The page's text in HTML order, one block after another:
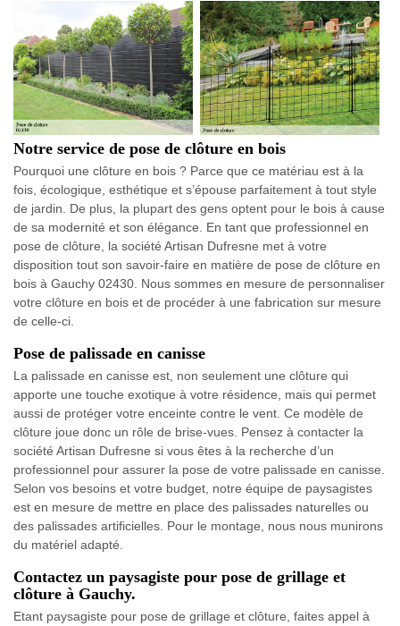
Notre service de pose de clôture en bois
Pourquoi une clôture en bois ? Parce que ce matériau est à la
fois, écologique, esthétique et s’épouse parfaitement à tout style
de jardin. De plus, la plupart des gens optent pour le bois à cause
de sa modernité et son élégance. En tant que professionnel en
pose de clôture, la société Artisan Dufresne met à votre
disposition tout son savoir-faire en matière de pose de clôture en
bois à Gauchy 02430. Nous sommes en mesure de personnaliser
votre clôture en bois et de procéder à une fabrication sur mesure
de celle-ci.
Pose de palissade en canisse
La palissade en canisse est, non seulement une clôture qui
apporte une touche exotique à votre résidence, mais qui permet
aussi de protéger votre enceinte contre le vent. Ce modèle de
clôture joue donc un rôle de brise-vues. Pensez à contacter la
société Artisan Dufresne si vous êtes à la recherche d’un
professionnel pour assurer la pose de votre palissade en canisse.
Selon vos besoins et votre budget, notre équipe de paysagistes
est en mesure de mettre en place des palissades naturelles ou
des palissades artificielles. Pour le montage, nous nous munirons
du matériel adapté.
Contactez un paysagiste pour pose de grillage et
clôture à Gauchy.
Etant paysagiste pour pose de grillage et clôture, faites appel à